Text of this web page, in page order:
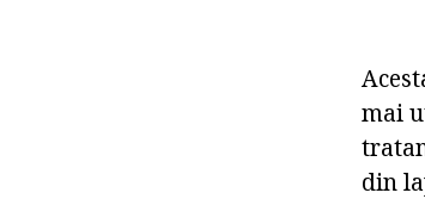
mai
din